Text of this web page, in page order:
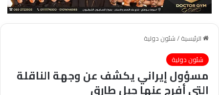
الرئيسية/شئون دولية
شئون دولية
مسؤول إيراني يكشف عن وجهة الناقلة
التي أفرج عنها جبل طارق